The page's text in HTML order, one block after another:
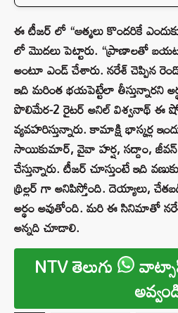
ఈ టీజర్ లో “ఆత్మలు కొందరికే
లో మొదలు పెట్టారు. “ప్రాణాలతో
అంటూ ఎండ్ చేశారు. నరేశ్ చెప్పిన
ఇది మరింత భయపెట్టేలా తీస్తున్నారని
పొలిమేర-2 రైటర్ అనిల్ విశ్వనాథ్ ఈ
వ్యవహరిస్తున్నారు. కామాక్షి భాస్కర్ల
సాయికుమార్, వైవా హర్ష, సద్దాం,
చేస్తున్నారు. టీజర్ చూస్తుంటే ఇది
థ్రిల్లర్ గా అనిపిస్తోంది. దెయ్యాలు,
అర్థం అవుతోంది. మరి ఈ సినిమాతో
అన్నది చూడాలి.
NTV తెలుగు